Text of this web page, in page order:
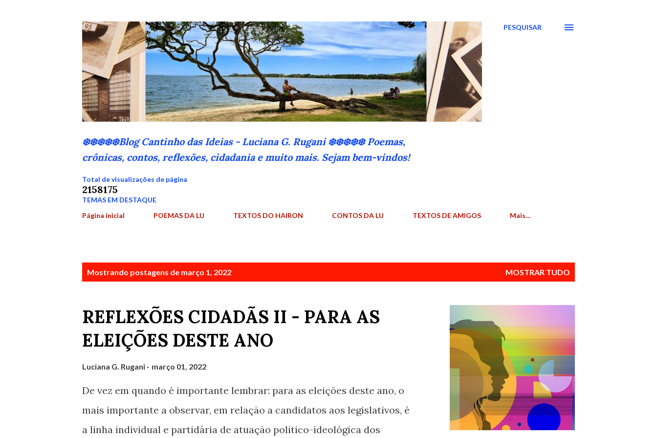
❄️❄️❄️❄️❄️Blog Cantinho das Ideias - Luciana G. Rugani ❄️❄️❄️❄️❄️ Poemas,
crônicas, contos, reflexões, cidadania e muito mais. Sejam bem-vindos!
PESQUISAR
Total de visualizações de página
2158175
TEMAS EM DESTAQUE
Página inicial
POEMAS DA LU TEXTOS DO HAIRON CONTOS DA LU TEXTOS DE AMIGOS Mais…
Mostrando postagens de março 1, 2022 MOSTRAR TUDO
REFLEXÕES CIDADÃS II - PARA AS
ELEIÇÕES DESTE ANO
Luciana G. Rugani março 01, 2022
De vez em quando é importante lembrar: para as eleições deste ano, o
mais importante a observar, em relação a candidatos aos legislativos, é
a linha individual e partidária de atuação politico-ideológica dos